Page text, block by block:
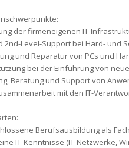
der firmeneigenen IT-
2nd-Level-Support bei Hard- und
und Reparatur von PCs und
bei der Einführung von
Beratung und Support von
mit den IT-
Berufsausbildung als
IT-Kenntnisse (IT-Netzwerke,